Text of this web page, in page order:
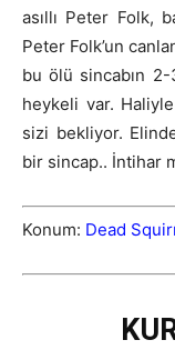
asıllı Peter Folk,
Peter Folk’un
bu ölü sincabın
heykeli var.
sizi bekliyor.
bir sincap.. İntihar
Konum: Dead